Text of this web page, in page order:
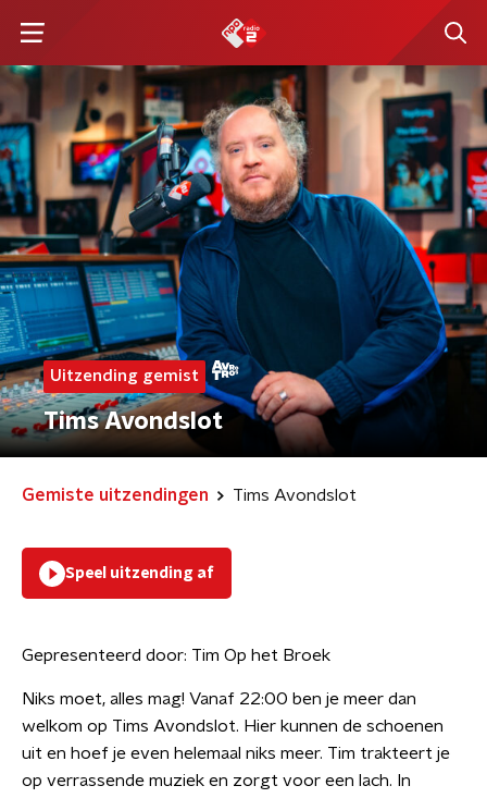
Uitzending gemist
Tims Avondslot
Gemiste uitzendingen Tims Avondslot
Speel uitzending af
Gepresenteerd door: Tim Op het Broek
Niks moet, alles mag! Vanaf 22:00 ben je meer dan
welkom op Tims Avondslot. Hier kunnen de schoenen
uit en hoef je even helemaal niks meer. Tim trakteert je
op verrassende muziek en zorgt voor een lach. In